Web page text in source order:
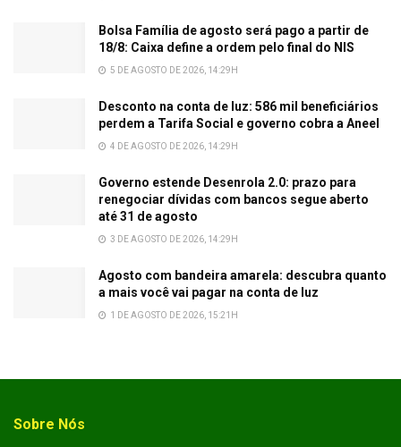
Bolsa Família de agosto será pago a partir de
18/8: Caixa define a ordem pelo final do NIS
5 DE AGOSTO DE 2026, 14:29H
Desconto na conta de luz: 586 mil beneficiários
perdem a Tarifa Social e governo cobra a Aneel
4 DE AGOSTO DE 2026, 14:29H
Governo estende Desenrola 2.0: prazo para
renegociar dívidas com bancos segue aberto
até 31 de agosto
3 DE AGOSTO DE 2026, 14:29H
Agosto com bandeira amarela: descubra quanto
a mais você vai pagar na conta de luz
1 DE AGOSTO DE 2026, 15:21H
Sobre Nós